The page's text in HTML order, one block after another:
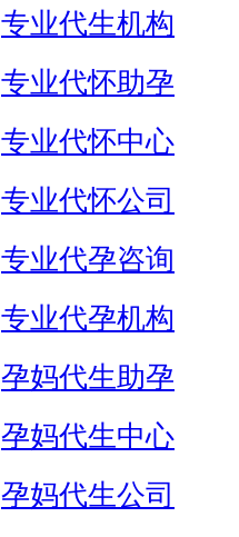
专业代生机构
专业代怀助孕
专业代怀中心
专业代怀公司
专业代孕咨询
专业代孕机构
孕妈代生助孕
孕妈代生中心
孕妈代生公司